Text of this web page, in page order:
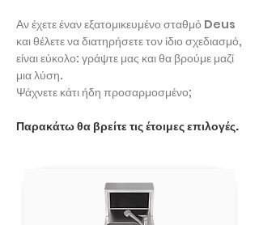
Αν έχετε έναν εξατομικευμένο σταθμό Deus
και θέλετε να διατηρήσετε τον ίδιο σχεδιασμό,
είναι εύκολο: γράψτε μας και θα βρούμε μαζί
μια λύση.
Ψάχνετε κάτι ήδη προσαρμοσμένο;
Παρακάτω θα βρείτε τις έτοιμες επιλογές.